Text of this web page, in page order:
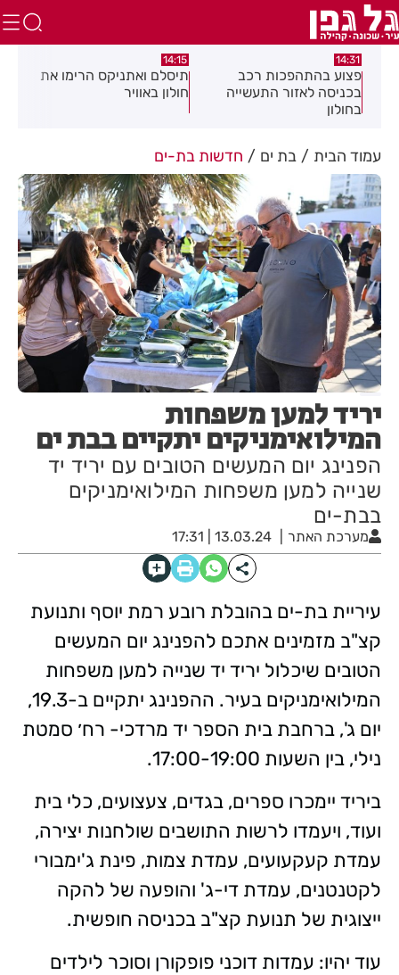
14:31
פצוע בהתהפכות רכב
בכניסה לאזור התעשייה
בחולון
14:15
תיסלם ואתניקס הרימו את
חולון באוויר
עמוד הבית בת ים חדשות בת-ים
יריד למען משפחות
המילואימניקים יתקיים בבת ים
הפנינג יום המעשים הטובים עם יריד יד
שנייה למען משפחות המילואימניקים
בבת-ים
מערכת האתר 13.03.24 | 17:31
עיריית בת-ים בהובלת רובע רמת יוסף ותנועת
קצ"ב מזמינים אתכם להפנינג יום המעשים
הטובים שיכלול יריד יד שנייה למען משפחות
המילואימניקים בעיר.
ההפנינג יתקיים ב-19.3,
יום ג', ברחבת בית הספר יד מרדכי- רח׳ סמטת
נילי, בין השעות 17:00-19:00.
ביריד יימכרו ספרים, בגדים, צעצועים, כלי בית
ועוד, ויעמדו לרשות התושבים שולחנות יצירה,
עמדת קעקעועים, עמדת צמות, פינת ג'ימבורי
לקטנטנים, עמדת די-ג' והופעה של להקה
ייצוגית של תנועת קצ"ב בכניסה חופשית.
עוד יהיו: עמדות דוכני פופקורן וסוכר לילדים